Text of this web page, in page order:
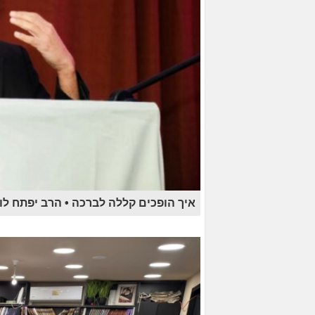
איך הופכים קללה לברכה • הרב יפתח